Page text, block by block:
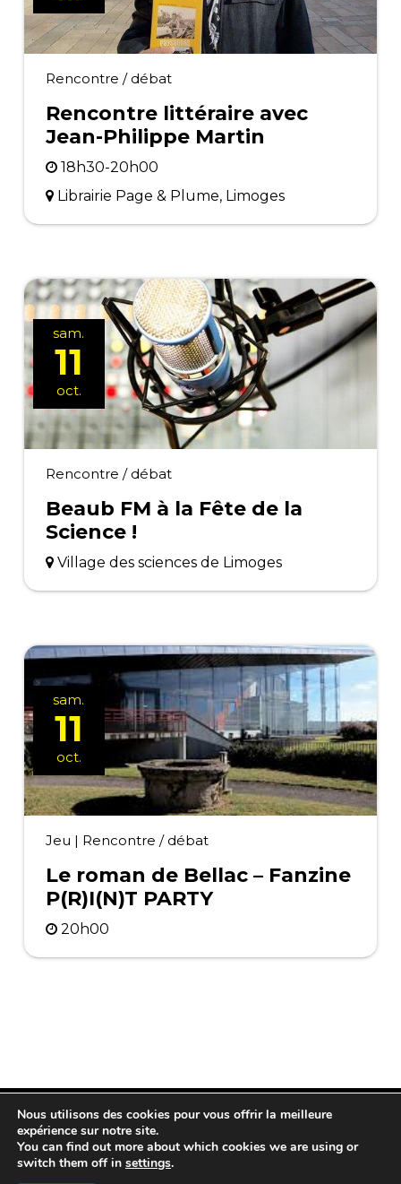
Rencontre / débat
Rencontre littéraire avec
Jean-Philippe Martin
18h30-20h00
Librairie Page & Plume, Limoges
Rencontre / débat
Beaub FM à la Fête de la
Science !
Village des sciences de Limoges
sam.
11
oct.
Jeu | Rencontre / débat
Le roman de Bellac – Fanzine
P(R)I(N)T PARTY
20h00
sam.
11
oct.
Nous utilisons des cookies pour vous offrir la meilleure
expérience sur notre site.
You can find out more about which cookies we are using or
switch them off in settings.